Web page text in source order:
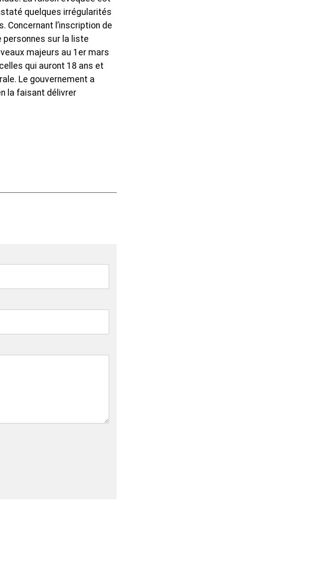
quelques irrégularités
l’inscription de
personnes sur la liste
majeurs au 1er mars
qui auront 18 ans et
Le gouvernement a
la faisant délivrer